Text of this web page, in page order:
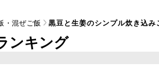
・混ぜご飯 黒豆と生姜のシンプル炊き込み
ンキング